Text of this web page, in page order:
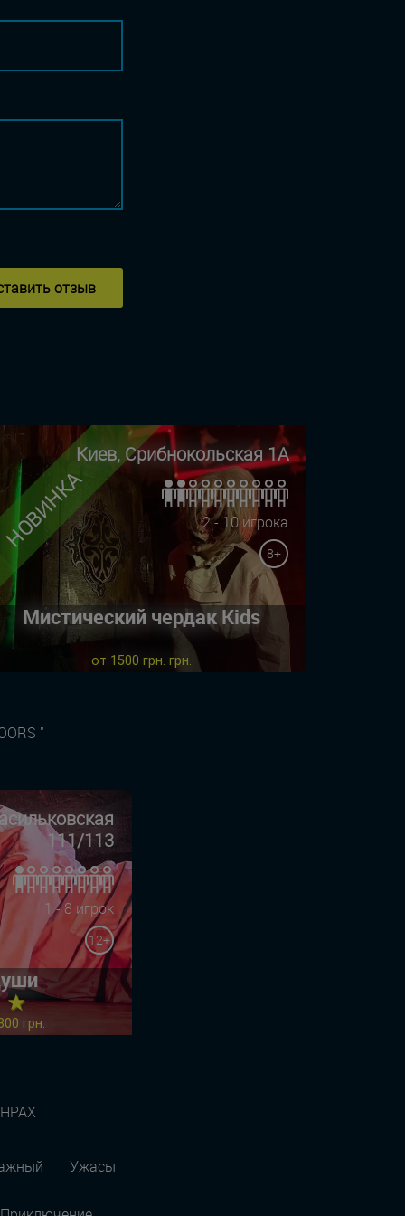
отзыв
НОВИНКА
Киев, Срибнокольская 1А
2 - 10 игрока
8+
Мистический чердак Kids
от 1500 грн. грн.
"
111/113
1 - 8 игрок
12+
★
грн.
Ужасы